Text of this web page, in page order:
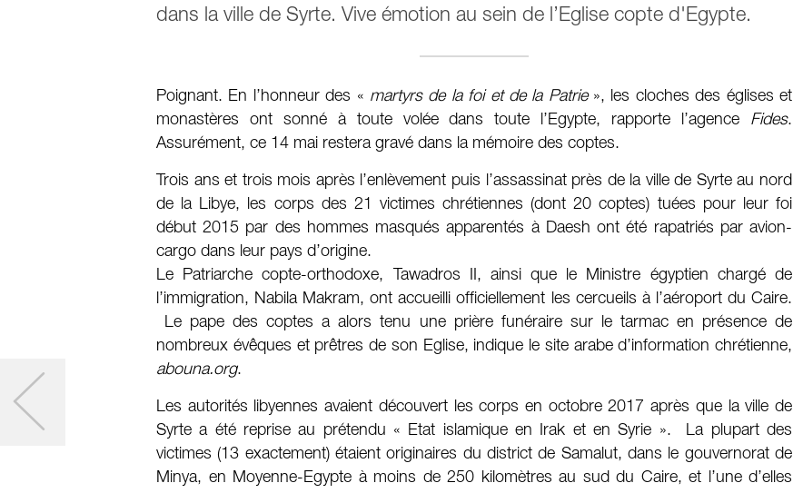
dans la ville de Syrte. Vive émotion au sein de l’Eglise copte d'Egypte.
Poignant. En l’honneur des « martyrs de la foi et de la Patrie», les cloches des églises et
monastères ont sonné à toute volée dans toute l’Egypte, rapporte l’agence Fides.
Assurément, ce 14 mai restera gravé dans la mémoire des coptes.
Trois ans et trois mois après l’enlèvement puis l’assassinat près de la ville de Syrte au nord
de la Libye, les corps des 21 victimes chrétiennes (dont 20 coptes) tuées pour leur foi
début 2015 par des hommes masqués apparentés à Daesh ont été rapatriés par avion-
cargo dans leur pays d’origine.
Le Patriarche copte-orthodoxe, Tawadros II, ainsi que le Ministre égyptien chargé de
l’immigration, Nabila Makram, ont accueilli officiellement les cercueils à l’aéroport du Caire.
Le pape des coptes a alors tenu une prière funéraire sur le tarmac en présence de
nombreux évêques et prêtres de son Eglise, indique le site arabe d’information chrétienne,
abouna.org.
Les autorités libyennes avaient découvert les corps en octobre 2017 après que la ville de
Syrte a été reprise au prétendu « Etat islamique en Irak et en Syrie ». La plupart des
victimes (13 exactement) étaient originaires du district de Samalut, dans le gouvernorat de
Minya, en Moyenne-Egypte à moins de 250 kilomètres au sud du Caire, et l’une d’elles